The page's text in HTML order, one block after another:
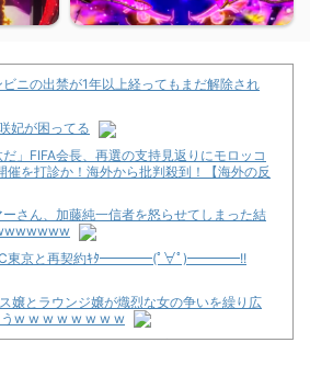
ビニの出禁が1年以上経ってもまだ解除され
妃が困ってる
」FIFA会長、再選の支持見返りにモロッコ
を打診か！海外から批判殺到！【海外の反
ーさん、加藤純一信者を怒らせてしまった結
FC東京と再契約ｷﾀ━━━━(ﾟ∀ﾟ)━━━━!!
嬢とラウンジ嬢が熾烈な女の争いを繰り広
うw w w w w w w w
、ネット民が驚愕する大変身を遂げてしま